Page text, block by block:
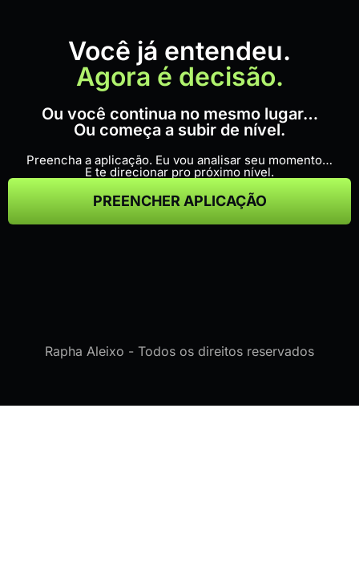
Você já entendeu.
Agora é decisão.
Ou você continua no mesmo lugar…
Ou começa a subir de nível.
Preencha a aplicação. Eu vou analisar seu momento…
E te direcionar pro próximo nível.
PREENCHER APLICAÇÃO
Rapha Aleixo - Todos os direitos reservados